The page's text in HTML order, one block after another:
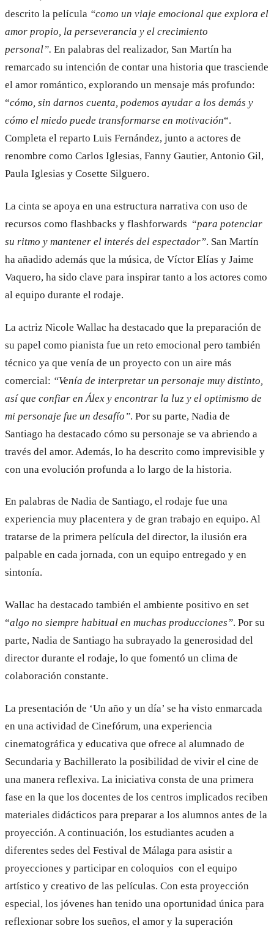
descrito la película “como un viaje emocional que explora el
amor propio, la perseverancia y el crecimiento
personal”. En palabras del realizador, San Martín ha
remarcado su intención de contar una historia que trasciende
el amor romántico, explorando un mensaje más profundo:
“cómo, sin darnos cuenta, podemos ayudar a los demás y
cómo el miedo puede transformarse en motivación“.
Completa el reparto Luis Fernández, junto a actores de
renombre como Carlos Iglesias, Fanny Gautier, Antonio Gil,
Paula Iglesias y Cosette Silguero.
La cinta se apoya en una estructura narrativa con uso de
recursos como flashbacks y flashforwards “para potenciar
su ritmo y mantener el interés del espectador”. San Martín
ha añadido además que la música, de Víctor Elías y Jaime
Vaquero, ha sido clave para inspirar tanto a los actores como
al equipo durante el rodaje.
La actriz Nicole Wallac ha destacado que la preparación de
su papel como pianista fue un reto emocional pero también
técnico ya que venía de un proyecto con un aire más
comercial: “Venía de interpretar un personaje muy distinto,
así que confiar en Álex y encontrar la luz y el optimismo de
mi personaje fue un desafío”. Por su parte, Nadia de
Santiago ha destacado cómo su personaje se va abriendo a
través del amor. Además, lo ha descrito como imprevisible y
con una evolución profunda a lo largo de la historia.
En palabras de Nadia de Santiago, el rodaje fue una
experiencia muy placentera y de gran trabajo en equipo. Al
tratarse de la primera película del director, la ilusión era
palpable en cada jornada, con un equipo entregado y en
sintonía.
Wallac ha destacado también el ambiente positivo en set
“algo no siempre habitual en muchas producciones”. Por su
parte, Nadia de Santiago ha subrayado la generosidad del
director durante el rodaje, lo que fomentó un clima de
colaboración constante.
La presentación de ‘Un año y un día’ se ha visto enmarcada
en una actividad de Cinefórum, una experiencia
cinematográfica y educativa que ofrece al alumnado de
Secundaria y Bachillerato la posibilidad de vivir el cine de
una manera reflexiva. La iniciativa consta de una primera
fase en la que los docentes de los centros implicados reciben
materiales didácticos para preparar a los alumnos antes de la
proyección. A continuación, los estudiantes acuden a
diferentes sedes del Festival de Málaga para asistir a
proyecciones y participar en coloquios con el equipo
artístico y creativo de las películas. Con esta proyección
especial, los jóvenes han tenido una oportunidad única para
reflexionar sobre los sueños, el amor y la superación